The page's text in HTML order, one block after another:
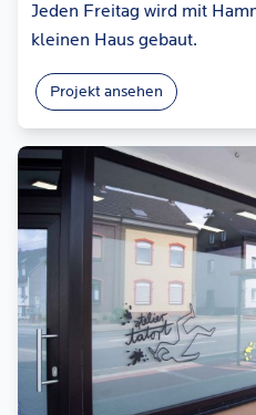
Jeden Freitag wird mit
kleinen Haus gebaut.
Projekt ansehen